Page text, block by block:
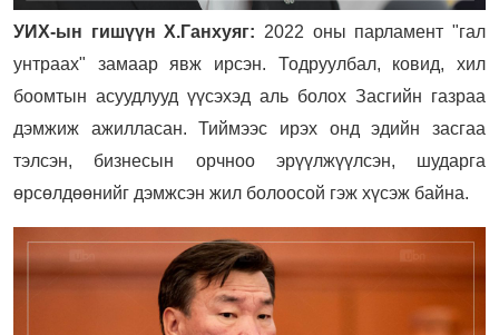
УИХ-ын гишүүн Х.Ганхуяг: 2022 оны парламент "гал
унтраах" замаар явж ирсэн. Тодруулбал, ковид, хил
боомтын асуудлууд үүсэхэд аль болох Засгийн газраа
дэмжиж ажилласан. Тиймээс ирэх онд эдийн засгаа
тэлсэн, бизнесын орчноо эрүүлжүүлсэн, шударга
өрсөлдөөнийг дэмжсэн жил болоосой гэж хүсэж байна.